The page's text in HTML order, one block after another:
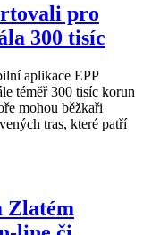
pro
300 tisíc
aplikace EPP
téměř 300 tisíc korun
mohou běžkaři
tras, které patří
Zlatém